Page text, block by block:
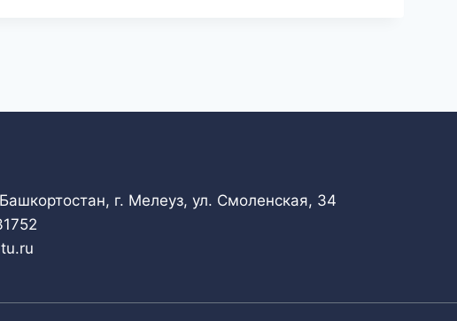
г. Мелеуз, ул. Смоленская, 34